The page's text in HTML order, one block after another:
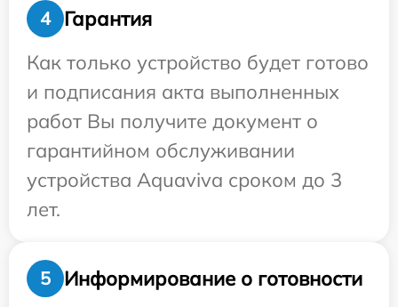
4
Гарантия
Как только устройство будет готово
и подписания акта выполненных
работ Вы получите документ о
гарантийном обслуживании
устройства Aquaviva сроком до 3
лет.
5
Информирование о готовности